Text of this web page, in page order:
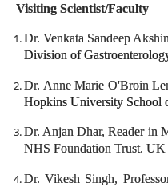
Visiting Scientist/Faculty
Dr. Venkata Sandeep
Division of
Dr. Anne Marie O'Broin
Hopkins University School
Dr. Anjan Dhar, Reader in
NHS Foundation Trust. UK
Dr. Vikesh Singh,